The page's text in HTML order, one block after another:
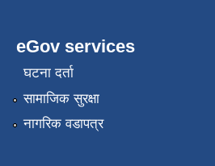
eGov services
घटना दर्ता
सामाजिक सुरक्षा
नागरिक वडापत्र